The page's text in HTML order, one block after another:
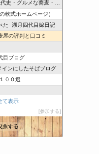
メな蕎麦・キレイなお花さん
式ホームページ）
た -湖月四代目嫁日記-
屋の評判と口コミ
目ブログ
ンにしたそばブログ
００選
陸屋のブログ
いらーめんと蕎麦を紹介
て表示
参加する
票する